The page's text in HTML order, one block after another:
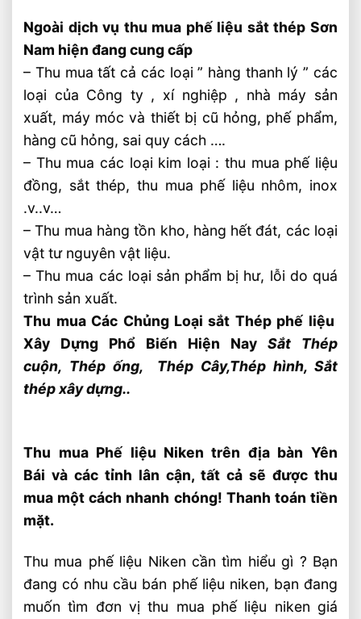
Ngoài dịch vụ thu mua phế liệu sắt thép Sơn
Nam hiện đang cung cấp
– Thu mua tất cả các loại ” hàng thanh lý ” các
loại của Công ty , xí nghiệp , nhà máy sản
xuất, máy móc và thiết bị cũ hỏng, phế phẩm,
hàng cũ hỏng, sai quy cách ….
– Thu mua các loại kim loại : thu mua phế liệu
đồng, sắt thép, thu mua phế liệu nhôm, inox
.v..v…
– Thu mua hàng tồn kho, hàng hết đát, các loại
vật tư nguyên vật liệu.
– Thu mua các loại sản phẩm bị hư, lỗi do quá
trình sản xuất.
Thu mua Các Chủng Loại sắt Thép phế liệu
Xây Dựng Phổ Biến Hiện Nay Sắt Thép
cuộn, Thép ống, Thép Cây,Thép hình, Sắt
thép xây dựng..
Thu mua Phế liệu Niken trên địa bàn Yên
Bái và các tỉnh lân cận, tất cả sẽ được thu
mua một cách nhanh chóng! Thanh toán tiền
mặt.
Thu mua phế liệu Niken cần tìm hiểu gì ? Bạn
đang có nhu cầu bán phế liệu niken, bạn đang
muốn tìm đơn vị thu mua phế liệu niken giá